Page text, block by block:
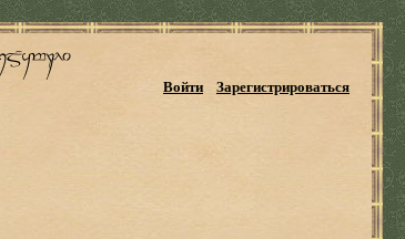
Войти Зарегистрироваться